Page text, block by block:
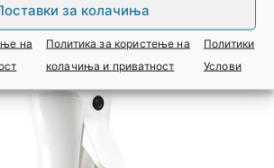
за колачиња
на
Политика за користење на
колачиња и приватност
Политики
Услови